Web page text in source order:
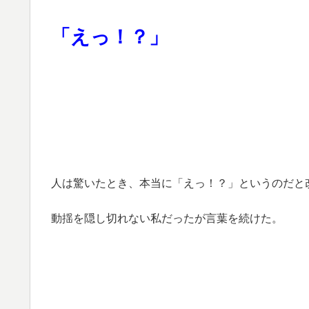
「えっ！？」
人は驚いたとき、本当に「えっ！？」というのだと
動揺を隠し切れない私だったが言葉を続けた。